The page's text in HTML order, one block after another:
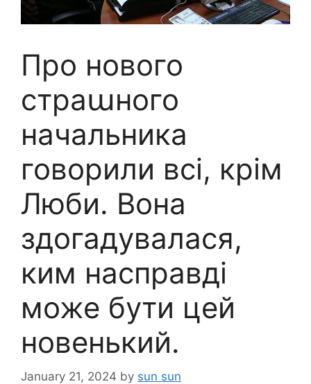
Про нового
страաного
начальника
говорили всі, крім
Люби. Вона
здогадувалася,
ким насправді
може бути цей
новенький.
January 21, 2024 by sun sun